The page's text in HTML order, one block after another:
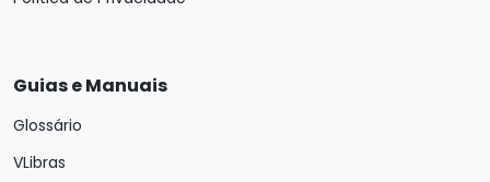
Guias e Manuais
Glossário
VLibras